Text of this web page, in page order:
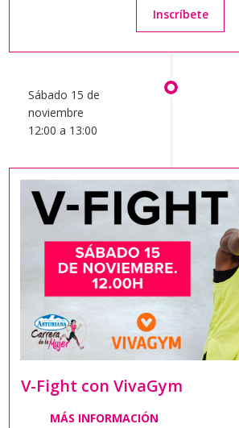
Inscríbete
Sábado 15 de
noviembre
12:00 a 13:00
V-Fight con VivaGym
MÁS INFORMACIÓN